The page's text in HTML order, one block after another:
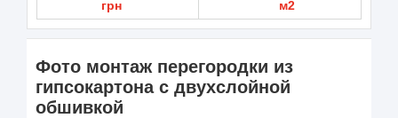
грн м2
Фото монтаж перегородки из
гипсокартона с двухслойной
обшивкой